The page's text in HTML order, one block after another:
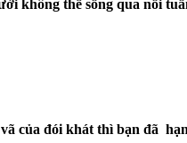
không thể sống qua nổi
của đói khát thì bạn đã